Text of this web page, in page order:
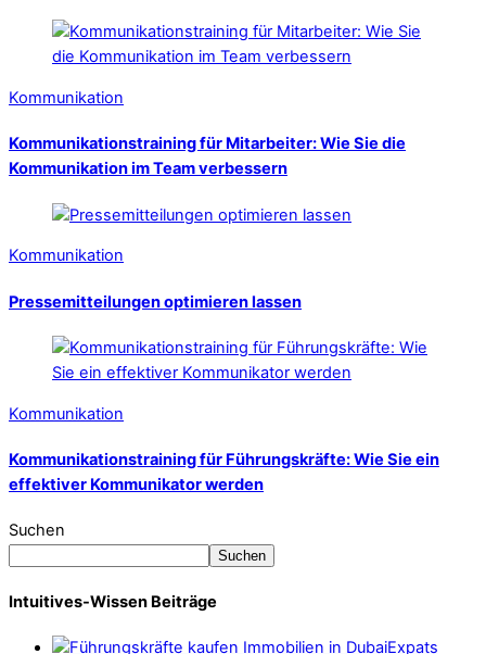
Kommunikation
Kommunikationstraining für Mitarbeiter: Wie Sie die
Kommunikation im Team verbessern
Kommunikation
Pressemitteilungen optimieren lassen
Kommunikation
Kommunikationstraining für Führungskräfte: Wie Sie ein
effektiver Kommunikator werden
Suchen
Suchen
Intuitives-Wissen Beiträge
Expats